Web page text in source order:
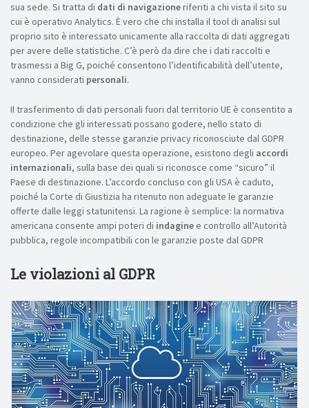
sua sede. Si tratta di dati di navigazioneriferiti a chi vista il sito su
cui è operativo Analytics. È vero che chi installa il tool di analisi sul
proprio sito è interessato unicamente alla raccolta di dati aggregati
per avere delle statistiche. C’è però da dire che i dati raccolti e
trasmessi a Big G, poiché consentono l’identificabilità dell’utente,
vanno considerati personali.
Il trasferimento di dati personali fuori dal territorio UE è consentito a
condizione che gli interessati possano godere, nello stato di
destinazione, delle stesse garanzie privacy riconosciute dal GDPR
europeo. Per agevolare questa operazione, esistono degli accordi
internazionali, sulla base dei quali si riconosce come “sicuro” il
Paese di destinazione. L’accordo concluso con gli USA è caduto,
poiché la Corte di Giustizia ha ritenuto non adeguate le garanzie
offerte dalle leggi statunitensi. La ragione è semplice: la normativa
americana consente ampi poteri di indaginee controllo all’Autorità
pubblica, regole incompatibili con le garanzie poste dal GDPR
Le violazioni al GDPR